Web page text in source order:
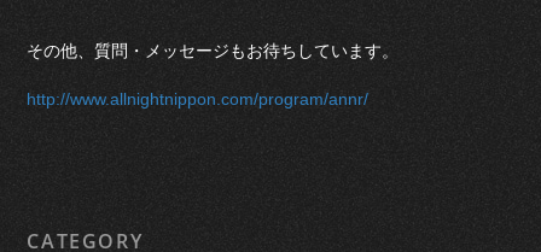
その他、質問・メッセージもお待ちしています。
http://www.allnightnippon.com/program/annr/
CATEGORY